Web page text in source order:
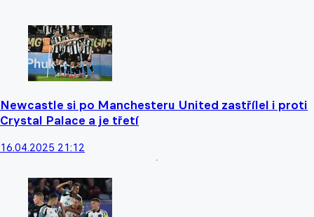
Newcastle si po Manchesteru United zastřílel i proti
Crystal Palace a je třetí
16.04.2025 21:12